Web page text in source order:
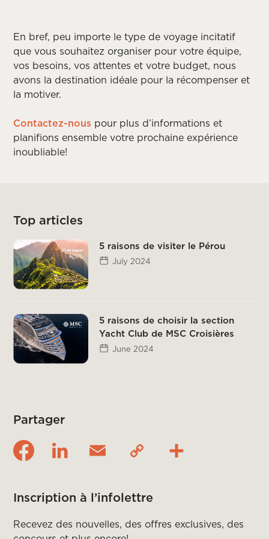
En bref, peu importe le type de voyage incitatif
que vous souhaitez organiser pour votre équipe,
vos besoins, vos attentes et votre budget, nous
avons la destination idéale pour la récompenser et
la motiver.
Contactez-nous pour plus d’informations et
planifions ensemble votre prochaine expérience
inoubliable!
Top articles
5 raisons de visiter le Pérou
July 2024
5 raisons de choisir la section
Yacht Club de MSC Croisières
June 2024
Partager
Inscription à l’infolettre
Recevez des nouvelles, des offres exclusives, des